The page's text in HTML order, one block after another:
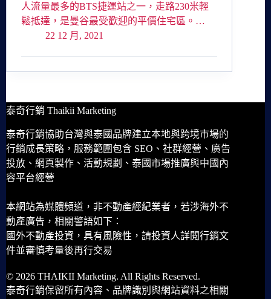
人流量最多的BTS捷運站之一，走路230米輕
鬆抵達，是曼谷最受歡迎的平價住宅區。…
22 12 月, 2021
泰奇行銷 Thaikii Marketing
泰奇行銷協助台灣與泰國品牌建立本地與跨境市場的
行銷成長策略，服務範圍包含 SEO、社群經營、廣告
投放、網頁製作、活動規劃、泰國市場推廣與中國內
容平台經營
本網站為媒體頻道，非不動產經紀業者，若涉海外不
動產廣告，相關警語如下：
國外不動產投資，具有風險性，請投資人詳閱行銷文
件並審慎考量後再行交易
© 2026 THAIKII Marketing. All Rights Reserved.
泰奇行銷保留所有內容、品牌識別與網站資料之相關